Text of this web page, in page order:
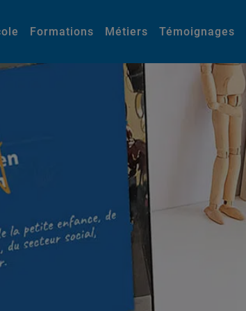
Formations Métiers Témoignages